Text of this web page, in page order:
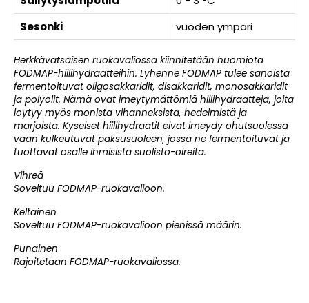
Sesonki
vuoden ympäri
Herkkävatsaisen ruokavaliossa kiinnitetään huomiota
FODMAP-hiilihydraatteihin. Lyhenne FODMAP tulee sanoista
fermentoituvat oligosakkaridit, disakkaridit, monosakkaridit
ja polyolit. Nämä ovat imeytymättömiä hiilihydraatteja, joita
loytyy myös monista vihanneksista, hedelmistä ja
marjoista. Kyseiset hiilihydraatit eivat imeydy ohutsuolessa
vaan kulkeutuvat paksusuoleen, jossa ne fermentoituvat ja
tuottavat osalle ihmisistä suolisto-oireita.
Vihreä
Soveltuu FODMAP-ruokavalioon.
Keltainen
Soveltuu FODMAP-ruokavalioon pienissä määrin.
Punainen
Rajoitetaan FODMAP-ruokavaliossa.